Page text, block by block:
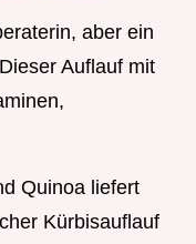
aber ein
Auflauf mit
Quinoa liefert
Kürbisauflauf